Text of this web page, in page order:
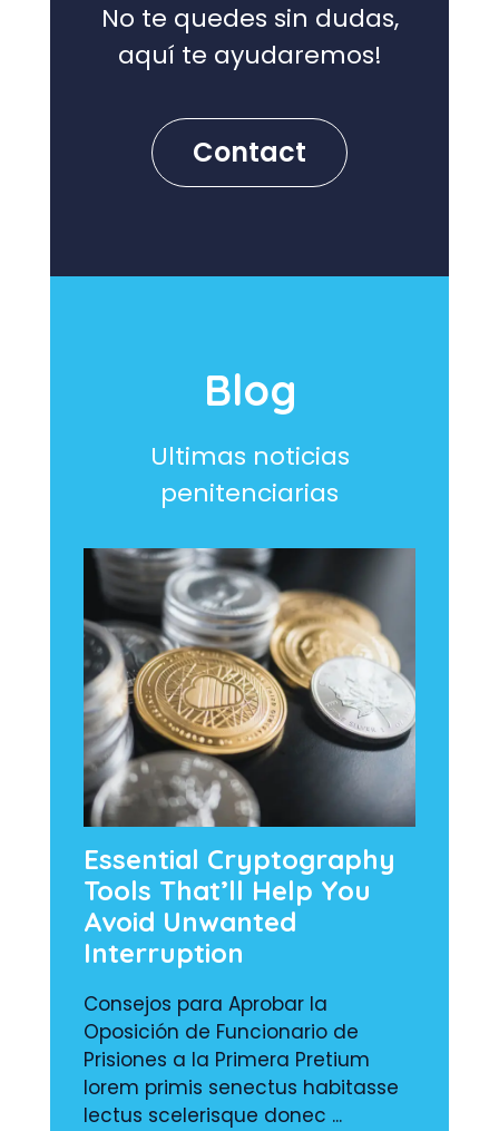
No te quedes sin dudas,
aquí te ayudaremos!
Contact
Blog
Ultimas noticias
penitenciarias
Essential Cryptography
Tools That’ll Help You
Avoid Unwanted
Interruption
Consejos para Aprobar la
Oposición de Funcionario de
Prisiones a la Primera Pretium
lorem primis senectus habitasse
lectus scelerisque donec ...